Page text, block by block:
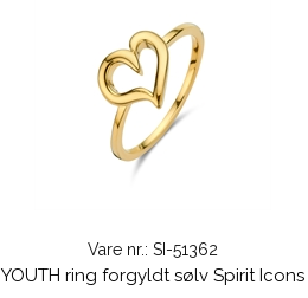
Vare nr.: SI-51362
YOUTH ring forgyldt sølv Spirit Icons